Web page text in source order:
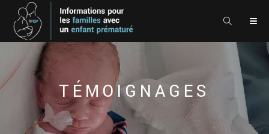
TÉMOIGNAGES